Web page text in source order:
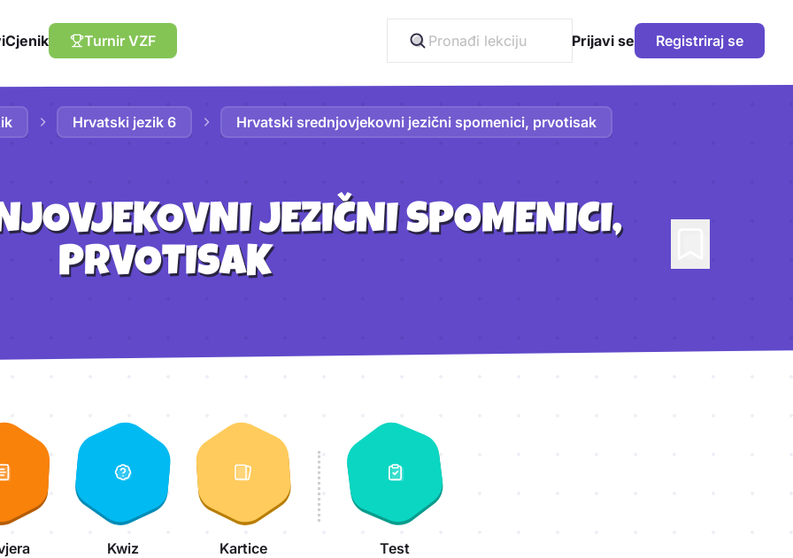
Cjenik Turnir VZF Prijavi se Registriraj se
Hrvatski jezik 6 Hrvatski srednjovjekovni jezični spomenici, prvotisak
JEZIČNI SPOMENICI,
PRVOTISAK
Kwiz Kartice Test